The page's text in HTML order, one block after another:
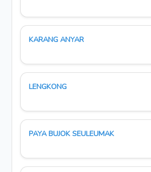
KARANG ANYAR
LENGKONG
PAYA BUJOK SEULEUMAK